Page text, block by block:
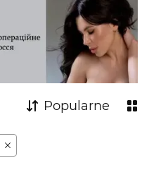
Popularne